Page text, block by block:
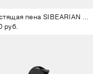
Чистящая пена SIBEARIAN HERBAL
руб.